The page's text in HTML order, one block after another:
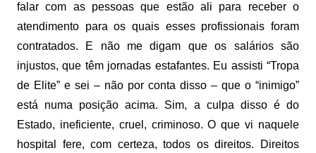
falar com as pessoas que estão ali para receber o
atendimento para os quais esses profissionais foram
contratados. E não me digam que os salários são
injustos, que têm jornadas estafantes. Eu assisti “Tropa
de Elite” e sei – não por conta disso – que o “inimigo”
está numa posição acima. Sim, a culpa disso é do
Estado, ineficiente, cruel, criminoso. O que vi naquele
hospital fere, com certeza, todos os direitos. Direitos